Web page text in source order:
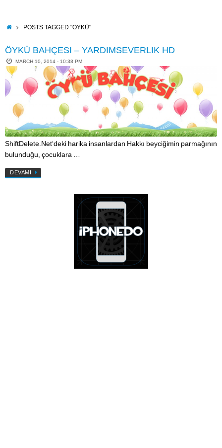
contentHOMEPOSTS TAGGED "ÖYKÜ"
ÖYKÜ BAHÇESI – YARDIMSEVERLIK HD
MARCH 10, 2014 - 10:38 PM
ShiftDelete.Net‘deki harika insanlardan Hakkı beyciğimin parmağının
bulunduğu, çocuklara …
DEVAMI